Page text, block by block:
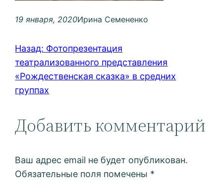
19 января, 2020Ирина Семененко
Назад: Фотопрезентация
театрализованного представления
«Рождественская сказка» в средних
группах
Добавить комментарий
Ваш адрес email не будет опубликован.
Обязательные поля помечены *